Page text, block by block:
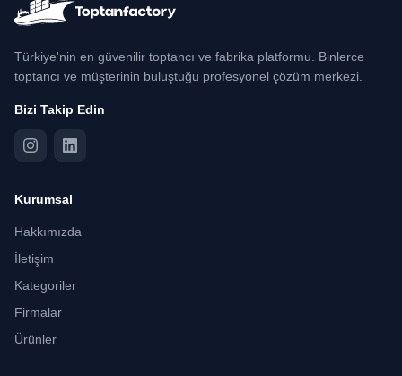
Türkiye'nin en güvenilir toptancı ve fabrika platformu. Binlerce
toptancı ve müşterinin buluştuğu profesyonel çözüm merkezi.
Bizi Takip Edin
Kurumsal
Hakkımızda
İletişim
Kategoriler
Firmalar
Ürünler